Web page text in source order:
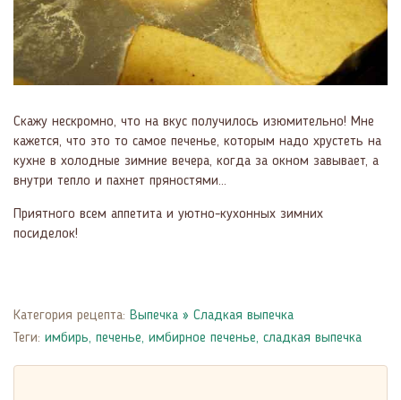
Скажу нескромно, что на вкус получилось изюмительно! Мне
кажется, что это то самое печенье, которым надо хрустеть на
кухне в холодные зимние вечера, когда за окном завывает, а
внутри тепло и пахнет пряностями...
Приятного всем аппетита и уютно-кухонных зимних
посиделок!
Категория рецепта: Выпечка » Сладкая выпечка
Теги: имбирь, печенье, имбирное печенье, сладкая выпечка